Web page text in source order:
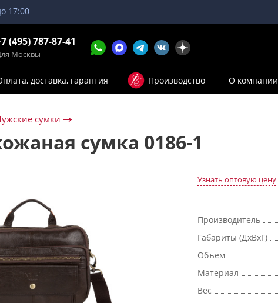
17:00
(495) 787-87-41
Москвы
доставка, гарантия Производство О компании
сумки
сумка 0186-1
Узнать оптовую цену
Производитель
Габариты (ДхВхГ)
Объем
Материал
Вес